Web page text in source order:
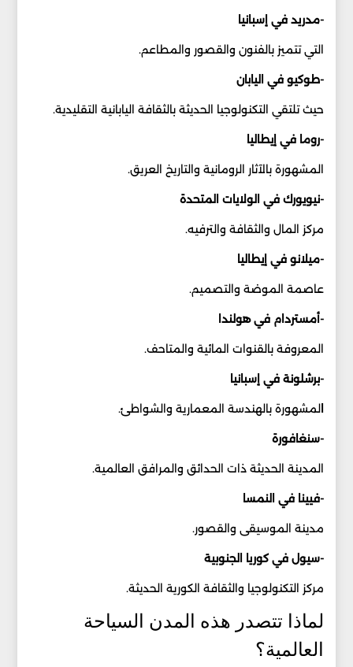
-مدريد في إسبانيا
التي تتميز بالفنون والقصور والمطاعم.
-طوكيو في اليابان
حيث تلتقي التكنولوجيا الحديثة بالثقافة اليابانية التقليدية.
-روما في إيطاليا
المشهورة بالآثار الرومانية والتاريخ العريق.
-نيويورك في الولايات المتحدة
مركز المال والثقافة والترفيه.
-ميلانو في إيطاليا
عاصمة الموضة والتصميم.
-أمستردام في هولندا
المعروفة بالقنوات المائية والمتاحف.
-برشلونة في إسبانيا
لمشهورة بالهندسة المعمارية والشواطئ.
-سنغافورة
المدينة الحديثة ذات الحدائق والمرافق العالمية.
-فيينا في النمسا
مدينة الموسيقى والقصور.
-سيول في كوريا الجنوبية
مركز التكنولوجيا والثقافة الكورية الحديثة.
لماذا تتصدر هذه المدن السياحة
العالمية؟